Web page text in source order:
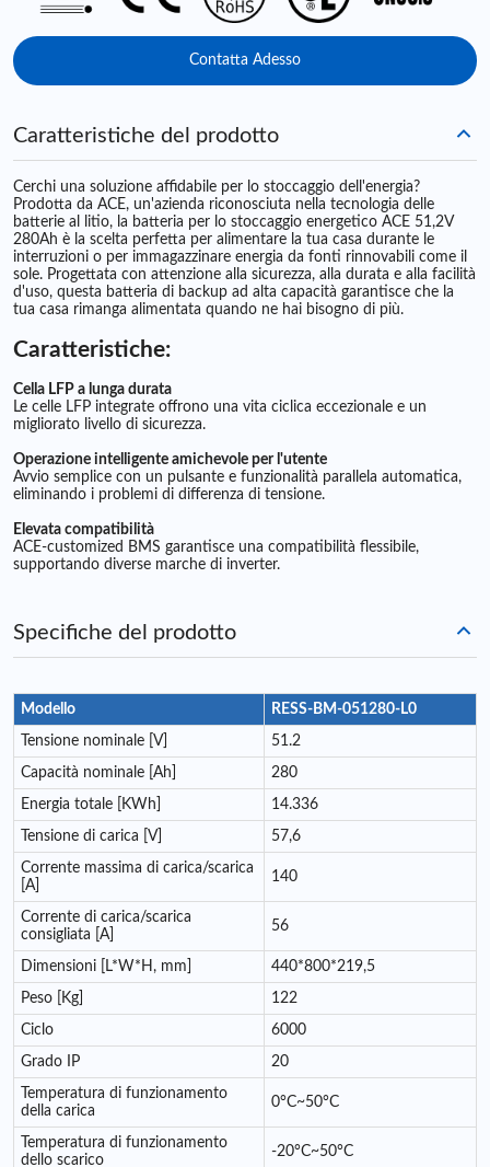
Contatta Adesso
Caratteristiche del prodotto
Cerchi una soluzione affidabile per lo stoccaggio dell'energia?
Prodotta da ACE, un'azienda riconosciuta nella tecnologia delle
batterie al litio, la batteria per lo stoccaggio energetico ACE 51,2V
280Ah è la scelta perfetta per alimentare la tua casa durante le
interruzioni o per immagazzinare energia da fonti rinnovabili come il
sole. Progettata con attenzione alla sicurezza, alla durata e alla facilità
d'uso, questa batteria di backup ad alta capacità garantisce che la
tua casa rimanga alimentata quando ne hai bisogno di più.
Caratteristiche:
Cella LFP a lunga durata
Le celle LFP integrate offrono una vita ciclica eccezionale e un
migliorato livello di sicurezza.
Operazione intelligente amichevole per l'utente
Avvio semplice con un pulsante e funzionalità parallela automatica,
eliminando i problemi di differenza di tensione.
Elevata compatibilità
ACE-customized BMS garantisce una compatibilità flessibile,
supportando diverse marche di inverter.
Specifiche del prodotto
Modello RESS-BM-051280-L0
Tensione nominale [V] 51.2
Capacità nominale [Ah] 280
Energia totale [KWh] 14.336
Tensione di carica [V] 57,6
Corrente massima di carica/scarica
[A]
140
Corrente di carica/scarica
consigliata [A]
56
Dimensioni [L*W*H, mm] 440*800*219,5
Peso [Kg] 122
Ciclo 6000
Grado IP 20
Temperatura di funzionamento
della carica
0°C~50°C
Temperatura di funzionamento
dello scarico
-20°C~50°C